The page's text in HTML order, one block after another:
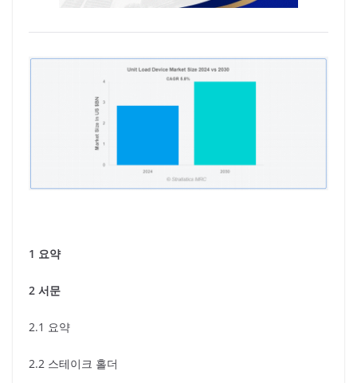
1 요약
2 서문
2.1 요약
2.2 스테이크 홀더